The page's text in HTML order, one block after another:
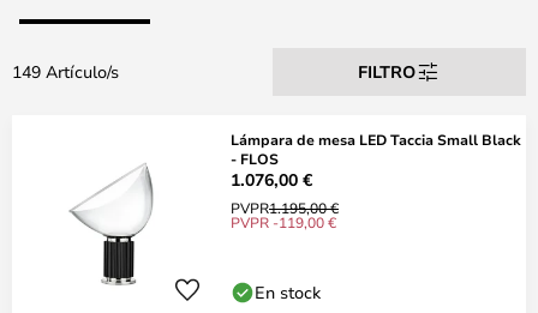
149 Artículo/s FILTRO
Lámpara de mesa LED Taccia Small Black
- FLOS
1.076,00 €
PVPR1.195,00 €
PVPR -119,00 €
En stock